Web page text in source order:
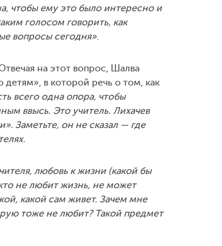
чтобы ему это было интересно и
голосом говорить, как
вопросы сегодня».
на этот вопрос, Шалва
в которой речь о том, как
всего одна опора, чтобы
ввысь. Это учитель. Лихачев
Заметьте, он не сказал — где
любовь к жизни (какой бы
не любит жизнь, не может
какой сам живет. Зачем мне
тоже не любит? Такой предмет